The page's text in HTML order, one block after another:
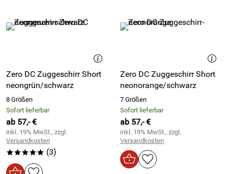
Zero DC Zuggeschirr Short
neongrün/schwarz
8 Größen
Sofort lieferbar
ab 57,- €
inkl. 19% MwSt., zzgl.
Versandkosten
***** (3)
Zero DC Zuggeschirr Short
neonorange/schwarz
7 Größen
Sofort lieferbar
ab 57,- €
inkl. 19% MwSt., zzgl.
Versandkosten